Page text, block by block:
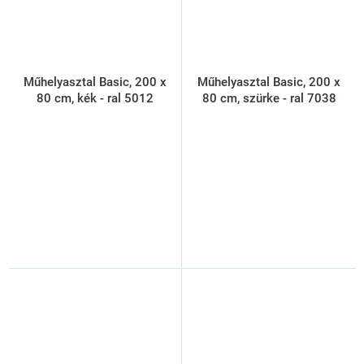
Műhelyasztal Basic, 200 x
80 cm, kék - ral 5012
Műhelyasztal Basic, 200 x
80 cm, szürke - ral 7038